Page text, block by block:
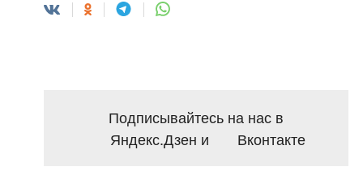
Подписывайтесь на нас в
Яндекс.Дзен и Вконтакте